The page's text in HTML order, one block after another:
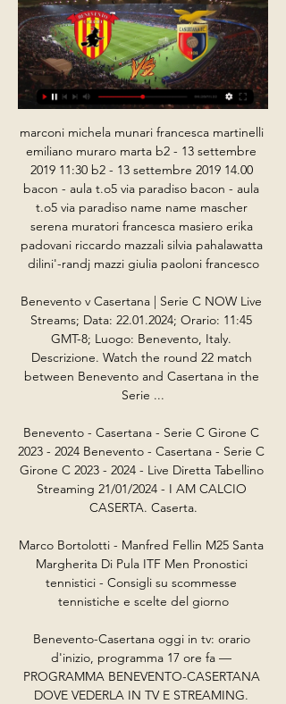
marconi michela munari francesca martinelli
emiliano muraro marta b2 - 13 settembre
2019 11:30 b2 - 13 settembre 2019 14.00
bacon - aula t.o5 via paradiso bacon - aula
t.o5 via paradiso name name mascher
serena muratori francesca masiero erika
padovani riccardo mazzali silvia pahalawatta
dilini'-randj mazzi giulia paoloni francesco
Benevento v Casertana | Serie C NOW Live
Streams; Data: 22.01.2024; Orario: 11:45
GMT-8; Luogo: Benevento, Italy.
Descrizione. Watch the round 22 match
between Benevento and Casertana in the
Serie ...
Benevento - Casertana - Serie C Girone C
2023 - 2024 Benevento - Casertana - Serie C
Girone C 2023 - 2024 - Live Diretta Tabellino
Streaming 21/01/2024 - I AM CALCIO
CASERTA. Caserta.
Marco Bortolotti - Manfred Fellin M25 Santa
Margherita Di Pula ITF Men Pronostici
tennistici - Consigli su scommesse
tennistiche e scelte del giorno
Benevento-Casertana oggi in tv: orario
d'inizio, programma 17 ore fa —
PROGRAMMA BENEVENTO-CASERTANA
DOVE VEDERLA IN TV E STREAMING.